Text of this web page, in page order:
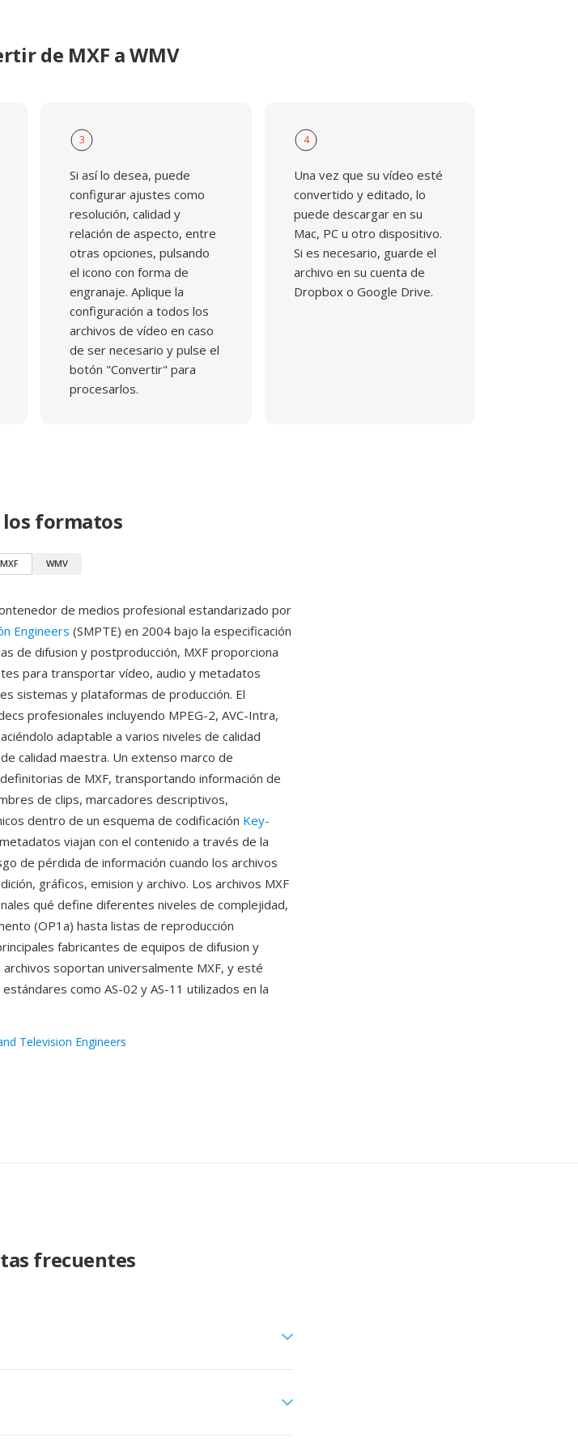
de MXF a WMV
3
Si así lo desea, puede
configurar ajustes como
resolución, calidad y
relación de aspecto, entre
otras opciones, pulsando
el icono con forma de
engranaje. Aplique la
configuración a todos los
archivos de vídeo en caso
de ser necesario y pulse el
botón "Convertir" para
procesarlos.
4
Una vez que su vídeo esté
convertido y editado, lo
puede descargar en su
Mac, PC u otro dispositivo.
Si es necesario, guarde el
archivo en su cuenta de
Dropbox o Google Drive.
los formatos
MXF WMV
de medios profesional estandarizado por
Engineers (SMPTE) en 2004 bajo la especificación
de difusion y postproducción, MXF proporciona
para transportar vídeo, audio y metadatos
sistemas y plataformas de producción. El
profesionales incluyendo MPEG-2, AVC-Intra,
adaptable a varios niveles de calidad
calidad maestra. Un extenso marco de
de MXF, transportando información de
de clips, marcadores descriptivos,
dentro de un esquema de codificación Key-
viajan con el contenido a través de la
de pérdida de información cuando los archivos
gráficos, emision y archivo. Los archivos MXF
qué define diferentes niveles de complejidad,
(OP1a) hasta listas de reproducción
fabricantes de equipos de difusion y
soportan universalmente MXF, y esté
como AS-02 y AS-11 utilizados en la
Television Engineers
frecuentes